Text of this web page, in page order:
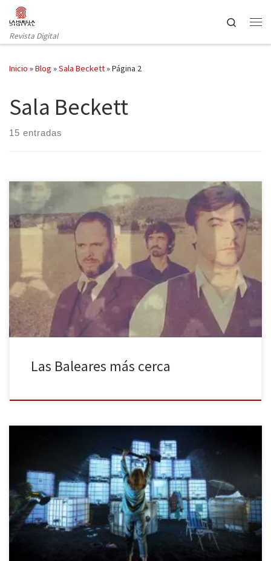
Saltar al contenido
Revista Digital
Search
Inicio »Blog »Sala Beckett»Página 2
Sala Beckett
15 entradas
A menudo, los archipiélagos que pertenecen a la península, tanto
las Canarias como las Baleares, quedan más lejos de lo deseado
en cuanto a su creación artística. Por ello, hay que celebrar
iniciativas como la propuesta por la Sala Beckett de Barcelona,
“DO Illes Balears”, en la que durante la […]
Las Baleares más cerca
Dentro del ciclo “La revolución de los géneros”, la Sala Beckett
presenta su producción, Eva i Adela als afores, dirigida por el
director de la sala, Toni Casares. El texto, con autoría de la
dramaturga Mercè Sarrias, plantea un tiempo distópico, donde el
agua escasea, y en el que dos […]